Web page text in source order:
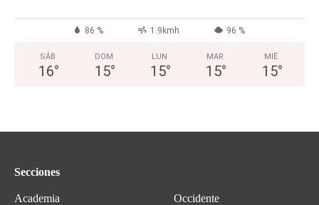
86 % 1.9kmh 96 %
SÁB
16°
DOM
15°
LUN
15°
MAR
15°
MIÉ
15°
Secciones
Academia
Occidente